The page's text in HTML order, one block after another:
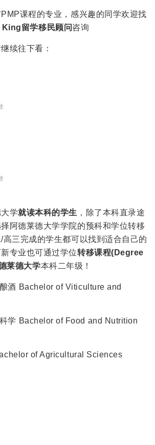
课程的专业，感兴趣的同学欢迎找
留学移民顾问咨询
续往下看：
学就读本科的学生 ，除了本科直录途
阿德莱德大学学院的预科和学位转移
高三完成的学生都可以找到适合自己的
专业也可通过学位转移课程(Degree
莱德大学本科二年级！
Bachelor of Viticulture and
Bachelor of Food and Nutrition
of Agricultural Sciences